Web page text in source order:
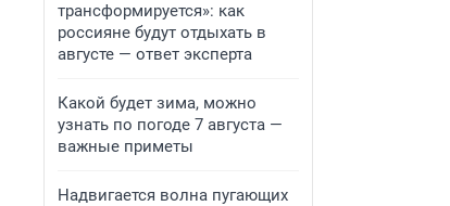
трансформируется»: как
россияне будут отдыхать в
августе — ответ эксперта
Какой будет зима, можно
узнать по погоде 7 августа —
важные приметы
Надвигается волна пугающих